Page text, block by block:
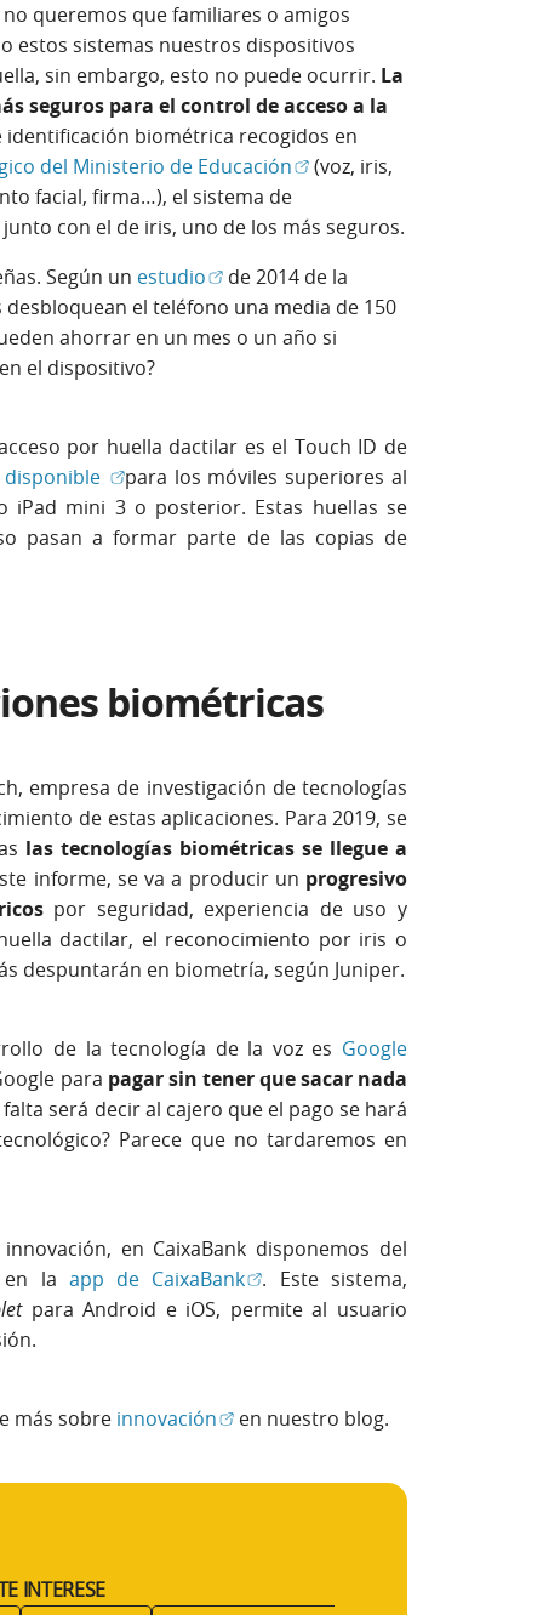
queremos que familiares o amigos
estos sistemas nuestros dispositivos
sin embargo, esto no puede ocurrir. La
seguros para el control de acceso a la
identificación biométrica recogidos en
del Ministerio de Educación(Abrir en ventana nueva)
(voz, iris,
facial, firma…), el sistema de
con el de iris, uno de los más seguros.
Según un estudio(Abrir en ventana nueva)
de 2014 de la
el teléfono una media de 150
ahorrar en un mes o un año si
el dispositivo?
por huella dactilar es el Touch ID de
ventana nueva)
disponible (Abrir en ventana nueva)
para los móviles superiores al
iPad mini 3 o posterior. Estas huellas se
pasan a formar parte de las copias de
biométricas
empresa de investigación de tecnologías
de estas aplicaciones. Para 2019, se
las tecnologías biométricas se llegue a
informe, se va a producir un progresivo
por seguridad, experiencia de uso y
dactilar, el reconocimiento por iris o
despuntarán en biometría, según Juniper.
de la tecnología de la voz es Google
para pagar sin tener que sacar nada
será decir al cajero que el pago se hará
Parece que no tardaremos en
en CaixaBank disponemos del
la app de CaixaBank(Abrir en ventana nueva)
. Este sistema,
para Android e iOS, permite al usuario
más sobre innovación(Abrir en ventana nueva)
en nuestro blog.
INTERESE